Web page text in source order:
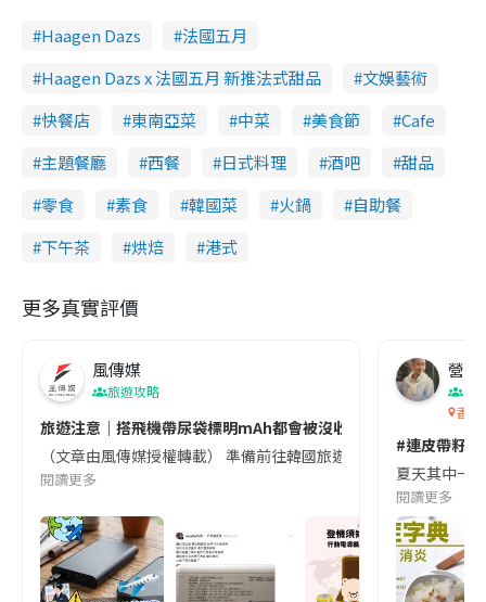
Haagen Dazs
法國五月
Haagen Dazs x 法國五月 新推法式甜品
文娛藝術
快餐店
東南亞菜 中菜 美食節
Cafe
主題餐廳
西餐 日式料理 酒吧
甜品
零食
素食 韓國菜 火鍋
自助餐
下午茶
烘焙 港式
更多真實評價
風傳媒
旅遊攻略
旅遊注意｜搭飛機帶尿袋標明mAh都會被沒收😱出發前切記檢查
（文章由風傳媒授權轉載） 準備前往韓國旅遊的民眾，近期要
閱讀更多
營養
香港
#連皮帶籽
夏天其中一
閱讀更多